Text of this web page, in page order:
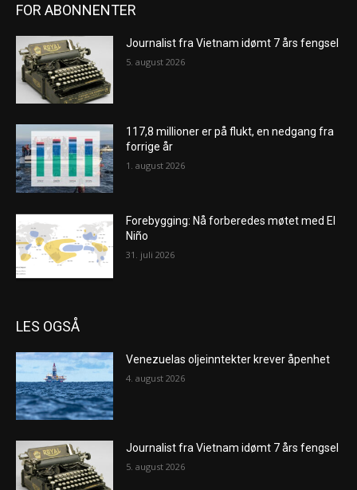
FOR ABONNENTER
Journalist fra Vietnam idømt 7 års fengsel
5. august 2026
117,8 millioner er på flukt, en nedgang fra
forrige år
1. august 2026
Forebygging: Nå forberedes møtet med El
Niño
31. juli 2026
LES OGSÅ
Venezuelas oljeinntekter krever åpenhet
4. august 2026
Journalist fra Vietnam idømt 7 års fengsel
5. august 2026